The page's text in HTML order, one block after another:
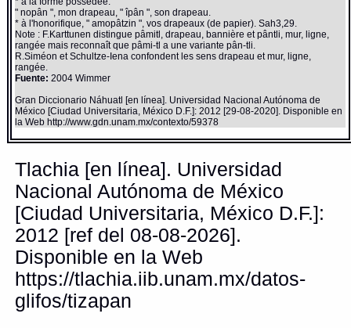
" nopân ", mon drapeau, " îpân ", son drapeau.
* à l'honorifique, " amopâtzin ", vos drapeaux (de papier). Sah3,29.
Note : F.Karttunen distingue pâmitl, drapeau, bannière et pântli, mur, ligne,
rangée mais reconnaît que pâmi-tl a une variante pân-tli.
R.Siméon et Schultze-Iena confondent les sens drapeau et mur, ligne,
rangée.
Fuente: 2004 Wimmer
Gran Diccionario Náhuatl [en línea]. Universidad Nacional Autónoma de
México [Ciudad Universitaria, México D.F.]: 2012 [29-08-2020]. Disponible en
la Web http://www.gdn.unam.mx/contexto/59378
Tlachia [en línea]. Universidad
Nacional Autónoma de México
[Ciudad Universitaria, México D.F.]:
2012 [ref del 08-08-2026].
Disponible en la Web
https://tlachia.iib.unam.mx/datos-
glifos/tizapan